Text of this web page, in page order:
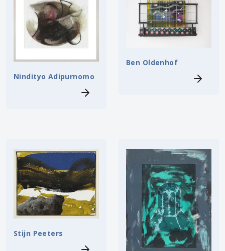
Nindityo Adipurnomo
Ben Oldenhof
Stijn Peeters